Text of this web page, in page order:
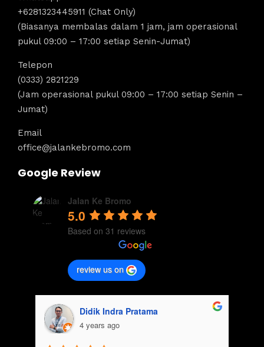
+6281323445911 (Chat Only)
(Biasanya membalas dalam 1 jam, jam operasional
pukul 09:00 – 17:00 setiap Senin-Jumat)
Telepon
(0333) 2821229
(Jam operasional pukul 09:00 – 17:00 setiap Senin –
Jumat)
Email
office@jalankebromo.com
Google Review
Jalan Ke Bromo
5.0
Based on 31 reviews
review us on
Didik Indra Pratama
4 years ago